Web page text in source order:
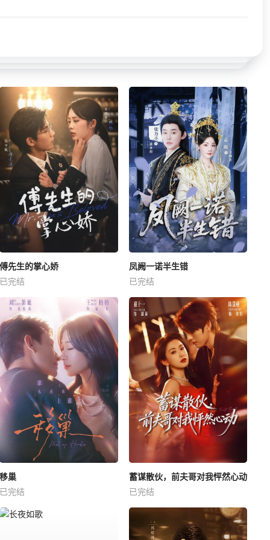
傅先生的掌心娇
已完结
凤阙一诺半生错
已完结
移巢
已完结
蓄谋散伙，前夫哥对我怦然心动
已完结